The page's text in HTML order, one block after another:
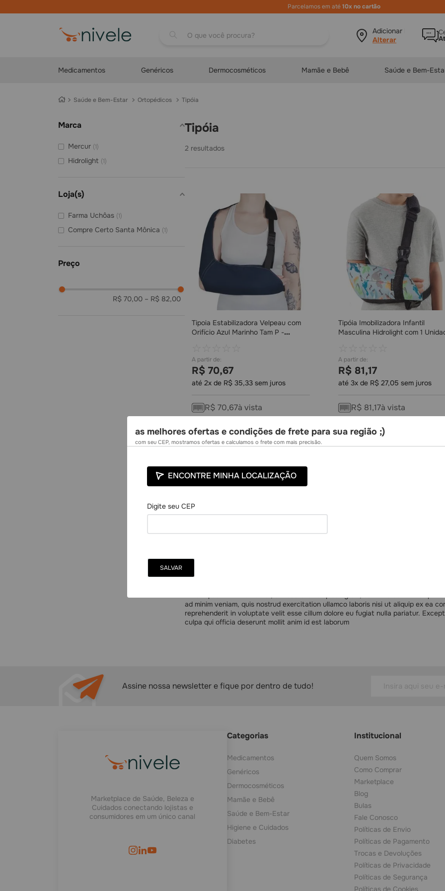
Parcelamos em até10x no cartão
O que você procura? Adicionar local
Medicamentos Genéricos Dermocosméticos Mamãe e Bebê Saúde e Bem-
Saúde e Bem-Estar Ortopédicos Tipóia
Marca
Mercur (1)
Hidrolight (1)
Loja(s)
Farma Uchôas (1)
Compre Certo Santa Mônica (1)
R$ 70,00 – R$ 82,00
Tipóia
2
Tipoia Estabilizadora Velpeau com
Orifício Azul Marinho Tam P -
R$ 70,67
até 2x de R$ 35,33 sem juros
R$ 70,67à vista
COMPRAR
Tipóia Imobilizadora Infantil
Masculina Hidrolight com 1
R$ 81,17
até 3x de R$ 27,05 sem juros
R$ 81,17à vista
COMPRAR
culpa qui officia deserunt mollit anim id est laborum.
ad minim veniam, quis nostrud exercitation ullamco laboris nisi ut aliquip ex ea
reprehenderit in voluptate velit esse cillum dolore eu fugiat nulla pariatur.
culpa qui officia deserunt mollit anim id est laborum
Assine nossa newsletter e fique por dentro de tudo!
Marketplace de Saúde, Beleza e
Cuidados conectando lojistas e
consumidores em um único canal
Categorias
Medicamentos
Genéricos
Dermocosméticos
Mamãe e Bebê
Saúde e Bem-Estar
Higiene e Cuidados
Diabetes
Institucional
Quem Somos
Como Comprar
Marketplace
Blog
Bulas
Fale Conosco
Políticas de Envio
Políticas de Pagamento
Trocas e Devoluções
Políticas de Privacidade
Políticas de Segurança
as melhores ofertas e condições de frete para sua região ;)
com seu CEP, mostramos ofertas e calculamos o frete com mais precisão.
ENCONTRE MINHA LOCALIZAÇÃO